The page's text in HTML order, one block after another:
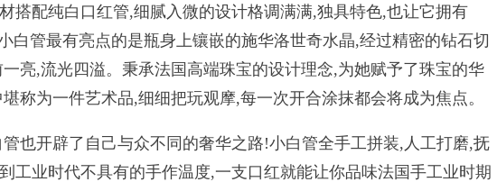
配纯白口红管,细腻入微的设计格调满满,独具特色,也让它拥有
白管最有亮点的是瓶身上镶嵌的施华洛世奇水晶,经过精密的钻石切
亮,流光四溢。秉承法国高端珠宝的设计理念,为她赋予了珠宝的华
称为一件艺术品,细细把玩观摩,每一次开合涂抹都会将成为焦点。
开辟了自己与众不同的奢华之路!小白管全手工拼装,人工打磨,抚
工业时代不具有的手作温度,一支口红就能让你品味法国手工业时期